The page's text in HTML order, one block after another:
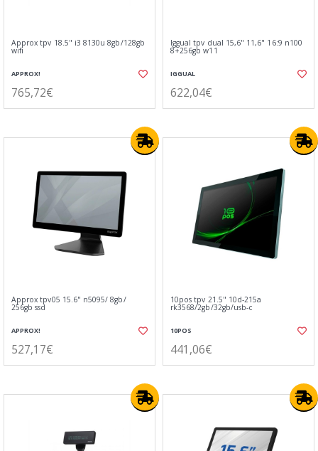
Approx tpv 18.5" i3 8130u 8gb/128gb
wifi
APPROX!
765,72€
Iggual tpv dual 15,6" 11,6" 16:9 n100
8+256gb w11
IGGUAL
622,04€
Approx tpv05 15.6" n5095/ 8gb/
256gb ssd
APPROX!
527,17€
10pos tpv 21.5" 10d-215a
rk3568/2gb/32gb/usb-c
10POS
441,06€